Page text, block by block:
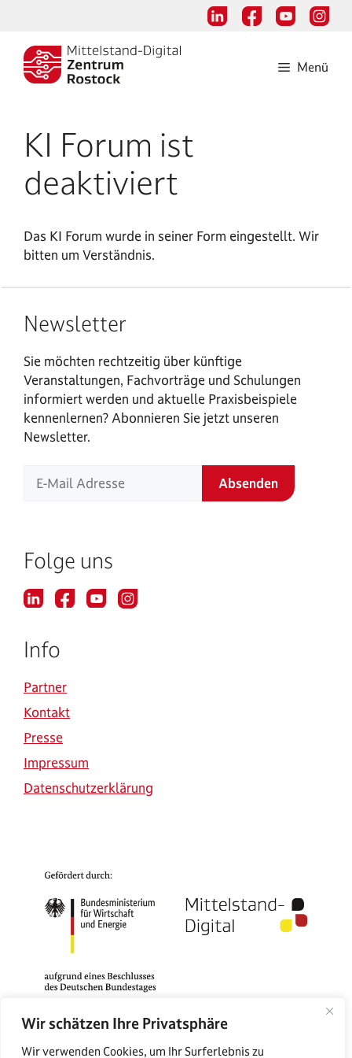
Wir schätzen Ihre Privatsphäre
Wir verwenden Cookies, um Ihr Surferlebnis zu
springen
Menü
KI Forum ist
deaktiviert
Das KI Forum wurde in seiner Form eingestellt. Wir
bitten um Verständnis.
Newsletter
Sie möchten rechtzeitig über künftige
Veranstaltungen, Fachvorträge und Schulungen
informiert werden und aktuelle Praxisbeispiele
kennenlernen? Abonnieren Sie jetzt unseren
Newsletter.
Folge uns
Info
Partner
Kontakt
Presse
Impressum
Datenschutzerklärung
Das Mittelstand-Digital Zentrum Rostock gehört zu